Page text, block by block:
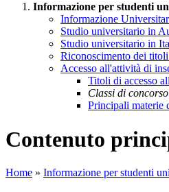
Informazione per studenti
Informazione
Studio universitario in
Studio universitario in
Riconoscimento dei
Accesso all'attività di
Titoli di accesso
Classi di concorso
Principali materie
Contenuto
Home » Informazione per studenti